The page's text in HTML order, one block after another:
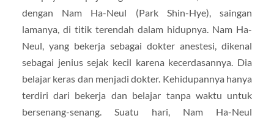
dengan Nam Ha-Neul (Park Shin-Hye), saingan
lamanya, di titik terendah dalam hidupnya. Nam Ha-
Neul, yang bekerja sebagai dokter anestesi, dikenal
sebagai jenius sejak kecil karena kecerdasannya. Dia
belajar keras dan menjadi dokter. Kehidupannya hanya
terdiri dari bekerja dan belajar tanpa waktu untuk
bersenang-senang. Suatu hari, Nam Ha-Neul